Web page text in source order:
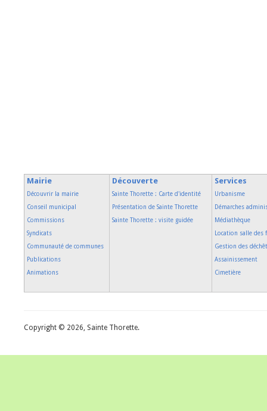
Mairie
Découvrir la mairie
Conseil municipal
Commissions
Syndicats
Communauté de communes
Publications
Animations
Découverte
Sainte Thorette : Carte d'identité
Présentation de Sainte Thorette
Sainte Thorette : visite guidée
Services
Urbanisme
Démarches
Médiathèque
Location salle des
Gestion des
Assainissement
Cimetière
Copyright © 2026, Sainte Thorette.